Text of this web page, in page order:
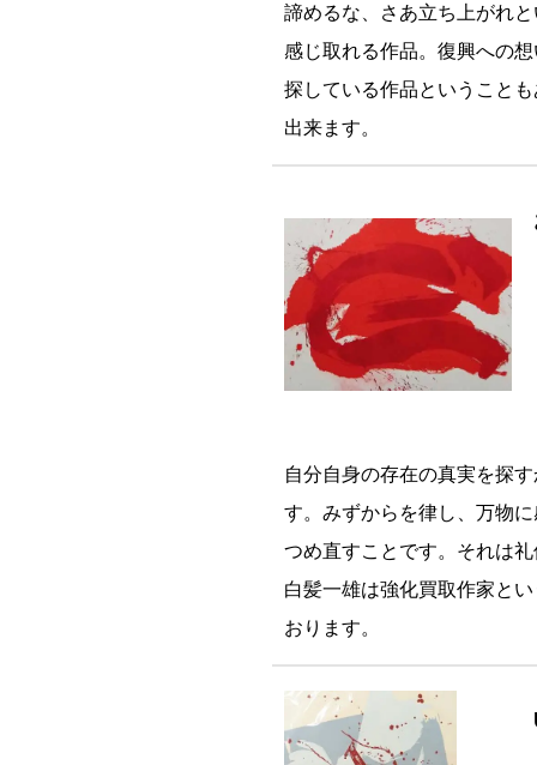
諦めるな、さあ立ち上がれ
感じ取れる作品。復興への
探している作品ということ
出来ます。
自分自身の存在の真実を探
す。みずからを律し、万物
つめ直すことです。それは
白髪一雄は強化買取作家と
おります。